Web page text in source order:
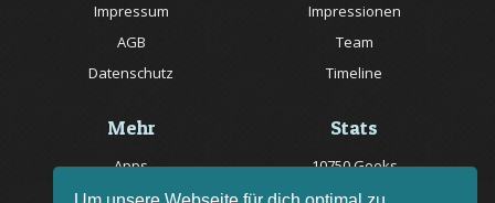
Impressum
AGB
Datenschutz
Impressionen
Team
Timeline
Mehr
Apps
Jobs
Stats
10750 Geeks
20057 Rätsel online